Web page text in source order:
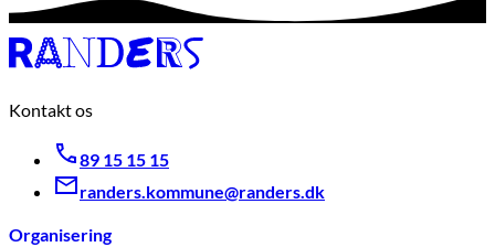
Kontakt os
89 15 15 15
randers.kommune@randers.dk
Organisering